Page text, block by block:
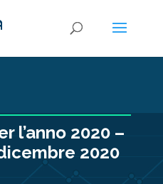
l’anno 2020 –
2020